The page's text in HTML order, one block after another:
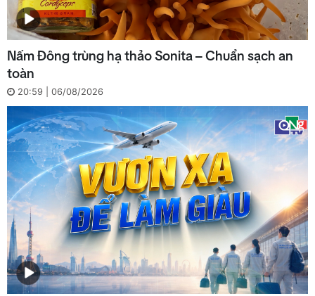
Nấm Đông trùng hạ thảo Sonita – Chuẩn sạch an
toàn
20:59 | 06/08/2026